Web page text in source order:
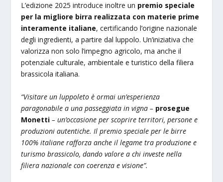
L’edizione 2025 introduce inoltre un premio speciale
per la migliore birra realizzata con materie prime
interamente italiane, certificando l’origine nazionale
degli ingredienti, a partire dal luppolo. Un’iniziativa che
valorizza non solo l’impegno agricolo, ma anche il
potenziale culturale, ambientale e turistico della filiera
brassicola italiana.
“Visitare un luppoleto è ormai un’esperienza
paragonabile a una passeggiata in vigna – prosegue
Monetti – un’occasione per scoprire territori, persone e
produzioni autentiche. Il premio speciale per le birre
100% italiane rafforza anche il legame tra produzione e
turismo brassicolo, dando valore a chi investe nella
filiera nazionale con coerenza e visione”.